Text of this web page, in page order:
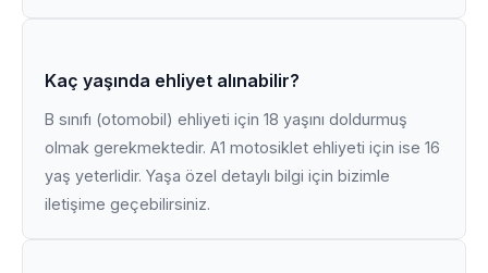
Kaç yaşında ehliyet alınabilir?
B sınıfı (otomobil) ehliyeti için 18 yaşını doldurmuş
olmak gerekmektedir. A1 motosiklet ehliyeti için ise 16
yaş yeterlidir. Yaşa özel detaylı bilgi için bizimle
iletişime geçebilirsiniz.